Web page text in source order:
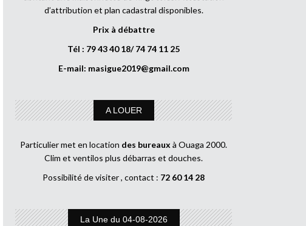
d’attribution et plan cadastral disponibles.
Prix à débattre
Tél : 79 43 40 18/ 74 74 11 25
E-mail: masigue2019@gmail.com
A LOUER
Particulier met en location des bureaux à Ouaga 2000.
Clim et ventilos plus débarras et douches.
Possibilité de visiter , contact : 72 60 14 28
La Une du 04-08-2026